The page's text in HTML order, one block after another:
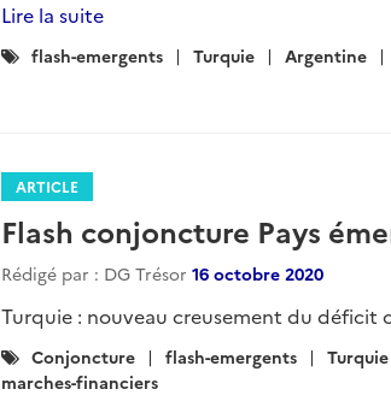
Lire la suite
Catégories
flash-emergents Turquie Argentine
ARTICLE
Flash conjoncture Pays
Rédigé par : DG Trésor 16 octobre 2020
Turquie : nouveau creusement du déficit
Catégories
:
Conjoncture flash-emergents Turquie
marches-financiers